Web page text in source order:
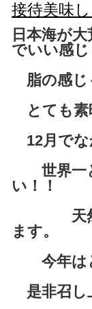
接待美味
日本海が
でいい感
脂の感じ
とても素
12月でな
世界一と
い！！
天然本
ます。
今年は
是非召し